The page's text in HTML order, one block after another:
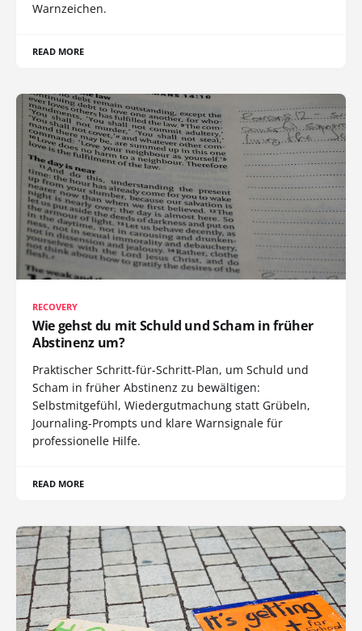
Warnzeichen.
READ MORE
RECOVERY
Wie gehst du mit Schuld und Scham in früher
Abstinenz um?
Praktischer Schritt-für-Schritt-Plan, um Schuld und
Scham in früher Abstinenz zu bewältigen:
Selbstmitgefühl, Wiedergutmachung statt Grübeln,
Journaling-Prompts und klare Warnsignale für
professionelle Hilfe.
READ MORE